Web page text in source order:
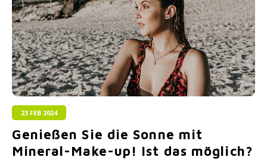
23 FEB 2024
Genießen Sie die Sonne mit
Mineral-Make-up! Ist das möglich?